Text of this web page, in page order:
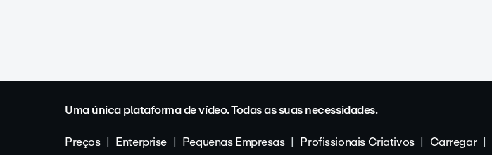
Uma única plataforma de vídeo. Todas as suas necessidades.
Preços
Enterprise Pequenas Empresas Profissionais Criativos Carregar